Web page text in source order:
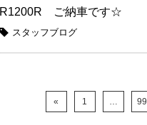
R1200R ご納車です☆
スタッフブログ
« 1 99